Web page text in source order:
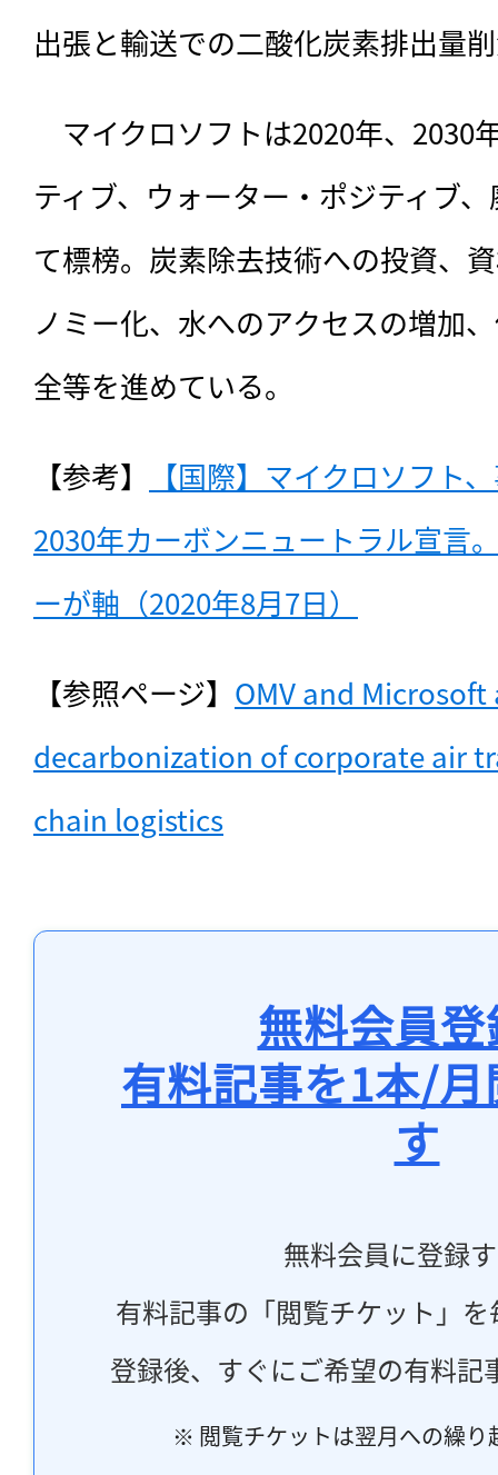
出張と輸送での二酸化炭素排出量
マイクロソフトは2020年、2030
ティブ、ウォーター・ポジティブ
て標榜。炭素除去技術への投資、
ノミー化、水へのアクセスの増加
全等を進めている。
【参考】
【国際】マイクロソフト
2030年カーボンニュートラル宣言
ーが軸（2020年8月7日）
【参照ページ】 OMV and Microsoft
decarbonization of corporate air
chain logistics
無料会員
有料記事を1本/
す
無料会員に登録
有料記事の「閲覧チケット」
登録後、すぐにご希望の有料記
※ 閲覧チケットは翌月への繰り